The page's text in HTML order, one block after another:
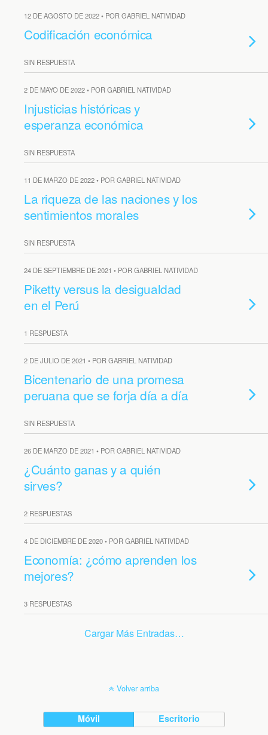
12 DE AGOSTO DE 2022 • POR GABRIEL NATIVIDAD
Codificación económica
SIN RESPUESTA
2 DE MAYO DE 2022 • POR GABRIEL NATIVIDAD
Injusticias históricas y
esperanza económica
SIN RESPUESTA
11 DE MARZO DE 2022 • POR GABRIEL NATIVIDAD
La riqueza de las naciones y los
sentimientos morales
SIN RESPUESTA
24 DE SEPTIEMBRE DE 2021 • POR GABRIEL NATIVIDAD
Piketty versus la desigualdad
en el Perú
1 RESPUESTA
2 DE JULIO DE 2021 • POR GABRIEL NATIVIDAD
Bicentenario de una promesa
peruana que se forja día a día
SIN RESPUESTA
26 DE MARZO DE 2021 • POR GABRIEL NATIVIDAD
¿Cuánto ganas y a quién
sirves?
2 RESPUESTAS
4 DE DICIEMBRE DE 2020 • POR GABRIEL NATIVIDAD
Economía: ¿cómo aprenden los
mejores?
3 RESPUESTAS
Cargar Más Entradas…
Volver arriba
Móvil Escritorio